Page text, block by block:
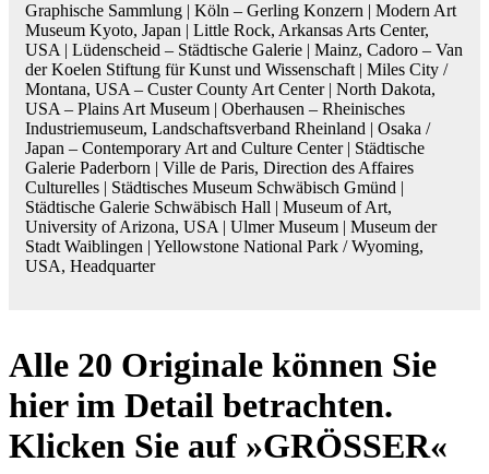
Graphische Sammlung | Köln – Gerling Konzern | Modern Art
Museum Kyoto, Japan | Little Rock, Arkansas Arts Center,
USA | Lüdenscheid – Städtische Galerie | Mainz, Cadoro – Van
der Koelen Stiftung für Kunst und Wissenschaft | Miles City /
Montana, USA – Custer County Art Center | North Dakota,
USA – Plains Art Museum | Oberhausen – Rheinisches
Industriemuseum, Landschaftsverband Rheinland | Osaka /
Japan – Contemporary Art and Culture Center | Städtische
Galerie Paderborn | Ville de Paris, Direction des Affaires
Culturelles | Städtisches Museum Schwäbisch Gmünd |
Städtische Galerie Schwäbisch Hall | Museum of Art,
University of Arizona, USA | Ulmer Museum | Museum der
Stadt Waiblingen | Yellowstone National Park / Wyoming,
USA, Headquarter
Alle 20 Originale können Sie
hier im Detail betrachten.
Klicken Sie auf »GRÖSSER«